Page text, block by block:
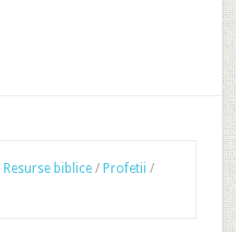
Resurse biblice / Profetii /